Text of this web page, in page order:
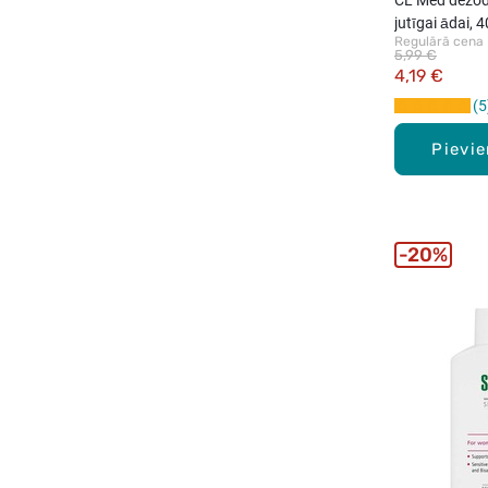
jutīgai ādai,
Regulārā cena
4,19 €
5,99 €
5
20%